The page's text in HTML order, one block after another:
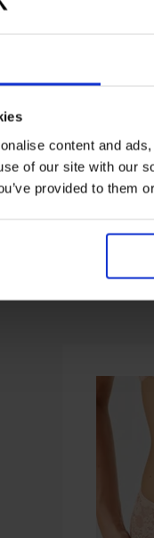
content and
of our site with our
provided to them
Grudnjak
41,99 €